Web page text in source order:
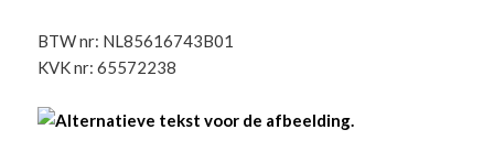
BTW nr: NL85616743B01
KVK nr: 65572238